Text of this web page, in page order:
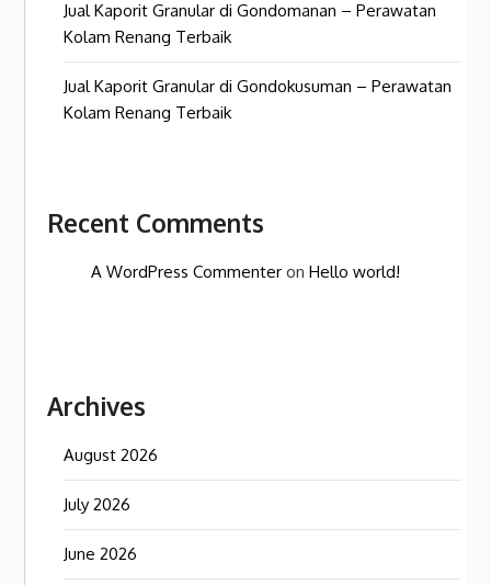
Jual Kaporit Granular di Gondomanan – Perawatan
Kolam Renang Terbaik
Jual Kaporit Granular di Gondokusuman – Perawatan
Kolam Renang Terbaik
Recent Comments
A WordPress Commenter onHello world!
Archives
August 2026
July 2026
June 2026